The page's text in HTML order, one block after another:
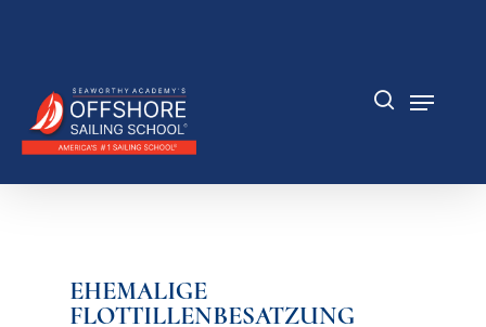
EHEMALIGE
FLOTTILLENBESATZUNG